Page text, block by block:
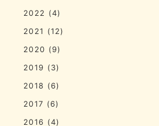
2022 (4)
2021 (12)
2020 (9)
2019 (3)
2018 (6)
2017 (6)
2016 (4)